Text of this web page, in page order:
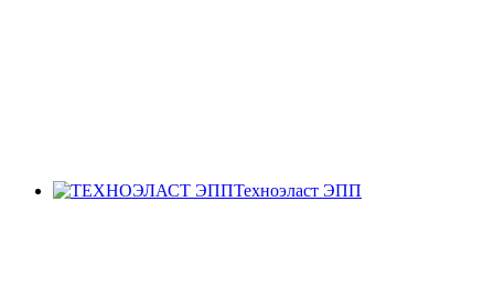
Техноэласт ЭПП